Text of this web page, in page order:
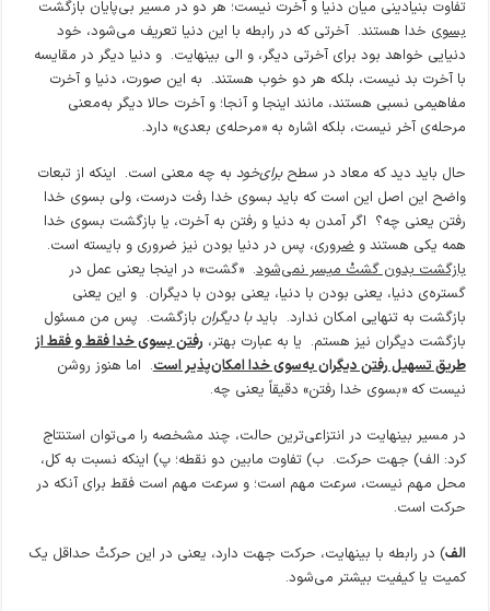
تفاوت بنیادینی میان دنیا و آخرت نیست؛ هر دو در مسیر بی‌پایان بازگشت
بسوی خدا هستند. آخرتی که در رابطه با این دنیا تعریف می‌شود، خود
دنیایی خواهد بود برای آخرتی دیگر، و الی بینهایت. و دنیا دیگر در مقایسه
با آخرت بد نیست، بلکه هر دو خوب هستند. به این صورت، دنیا و آخرت
مفاهیمی نسبی هستند، مانند اینجا و آنجا؛ و آخرت حالا دیگر به‌معنی
مرحله‌ی آخر نیست، بلکه اشاره به «مرحله‌ی بعدی» دارد.
حال باید دید که معاد در سطحبرای‌خود به چه معنی است. اینکه از تبعات
واضح این اصل این است که باید بسوی خدا رفت درست، ولی بسوی خدا
رفتن یعنی چه؟ اگر آمدن به دنیا و رفتن به آخرت، یا بازگشت بسوی خدا
همه یکی هستند وضروری، پس در دنیا بودن نیز ضروری و بایسته است.
بازگشت بدون گشتمیسر نمی‌شود. «گشت» در اینجا یعنی عمل در
گستره‌ی دنیا، یعنی بودن با دنیا، یعنی بودن با دیگران. و این یعنی
بازگشت به تنهایی امکان ندارد. بایدبا دیگران بازگشت. پس من مسئول
بازگشت دیگران نیز هستم. یا به عبارت بهتر، رفتن بسوی خدا فقط و فقط از
طریق تسهیل رفتن دیگران به‌سوی خدا امکان‌پذیر است. اما هنوز روشن
نیست که «بسوی خدا رفتن» دقیقاً یعنی چه.
در مسیر بینهایت در انتزاعی‌ترین حالت، چند مشخصه را می‌توان استنتاج
کرد: الف) جهت حرکت. ب) تفاوت مابین دو نقطه؛ پ) اینکه نسبت به کل،
محل مهم نیست، سرعت مهم است؛ و سرعت مهم است فقط برای آنکه در
حرکت است.
الف) در رابطه با بینهایت، حرکت جهت دارد، یعنی در این حرکتْ حداقل یک
کمیت یا کیفیت بیشتر می‌شود.